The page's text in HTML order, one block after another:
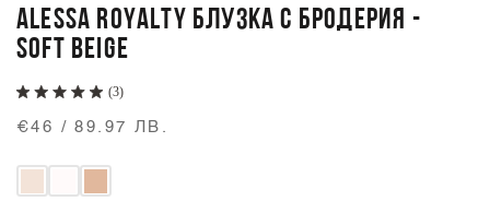
ALESSA ROYALTY БЛУЗКА С БРОДЕРИЯ -
SOFT BEIGE
(3)
€46 / 89.97 ЛВ.